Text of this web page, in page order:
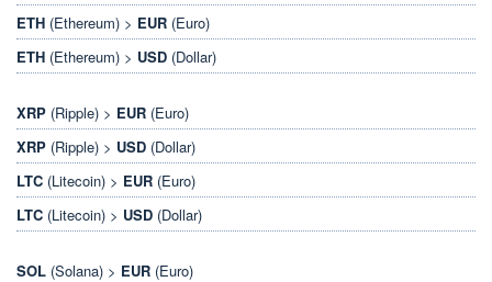
ETH (Ethereum) > EUR (Euro)
ETH (Ethereum) > USD (Dollar)
XRP (Ripple) > EUR (Euro)
XRP (Ripple) > USD (Dollar)
LTC (Litecoin) > EUR (Euro)
LTC (Litecoin) > USD (Dollar)
SOL (Solana) > EUR (Euro)